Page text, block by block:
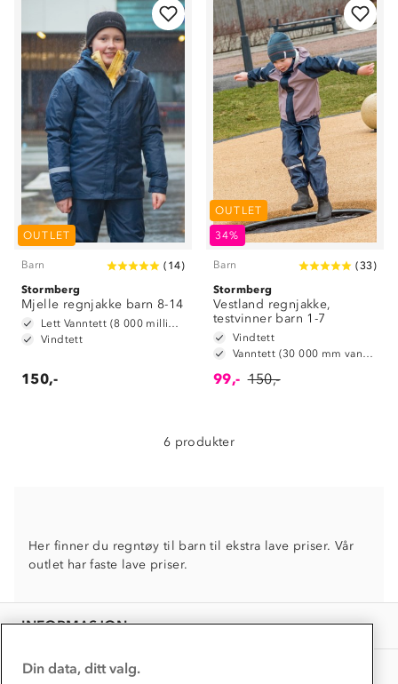
OUTLET
Barn ( 14)
Stormberg
Mjelle regnjakke barn 8-14
Lett Vanntett (8 000 millimeter vannsøyle)
Vindtett
150,-
OUTLET
34%
Barn (33)
Stormberg
Vestland regnjakke,
testvinner barn 1-7
Vindtett
Vanntett (30 000 mm vannsøyle)
99,- 150,-
6 produkter
Her finner du regntøy til barn til ekstra lave priser. Vår
outlet har faste lave priser.
INFORMASJON
Våre butikker
Bedrift, barnehage og SFO
Presse
OM OSS
Om Stormberg
Verdigrunnlag
Klima og miljø
Materialer
Samarbeide med oss?
Trelagsprinsippet barn
Dette trenger du til barnehagen
Vask og vedlikehold
Store størrelser
Turmat oppskrifter
Få turinspirasjon og tips her⛰
Overnatte utendørs⛺
Leirskole 🥾
Din data, ditt valg.